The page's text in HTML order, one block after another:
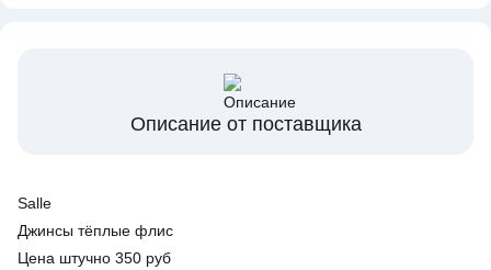
Описание от поставщика
Salle
Джинсы тёплые флис
Цена штучно 350 руб